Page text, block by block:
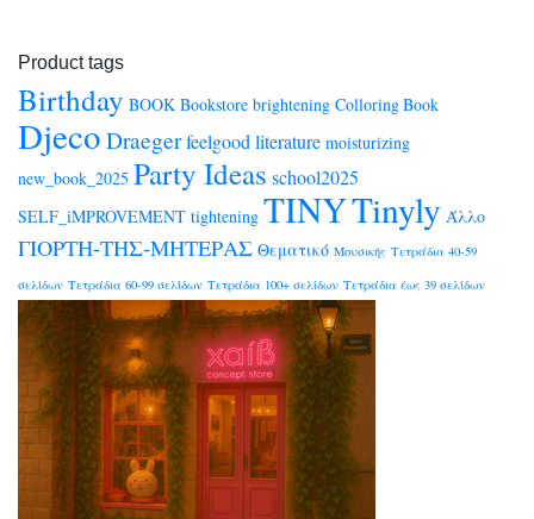
Product tags
Birthday BOOK Bookstore brightening Colloring Book
Djeco Draegerfeelgood literature moisturizing
new_book_2025 Party Ideas school2025
SELF_iMPROVEMENT tightening TINYTinyly Άλλο
ΓΙΟΡΤΗ-ΤΗΣ-ΜΗΤΕΡΑΣ Θεματικό Μουσικής Τετράδια 40-59
σελίδων Τετράδια 60-99 σελίδων Τετράδια 100+ σελίδων Τετράδια έως 39 σελίδων